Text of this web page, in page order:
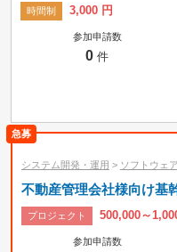
時間制 3,000 円
参加申請数
0 件
システム開発・運用 > ソフトウェ
不動産管理会社様向け基
プロジェクト 500,000～
参加申請数